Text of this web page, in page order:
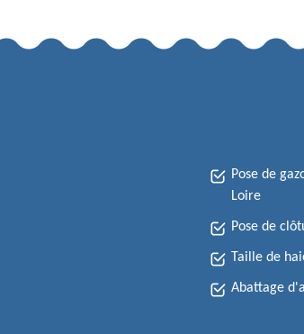
Pose de
Loire
Pose de
Taille de
Abattage